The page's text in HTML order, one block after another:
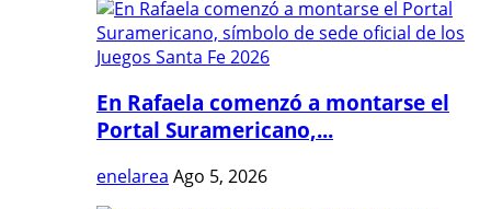
En Rafaela comenzó a montarse el
Portal Suramericano,...
enelarea Ago 5, 2026